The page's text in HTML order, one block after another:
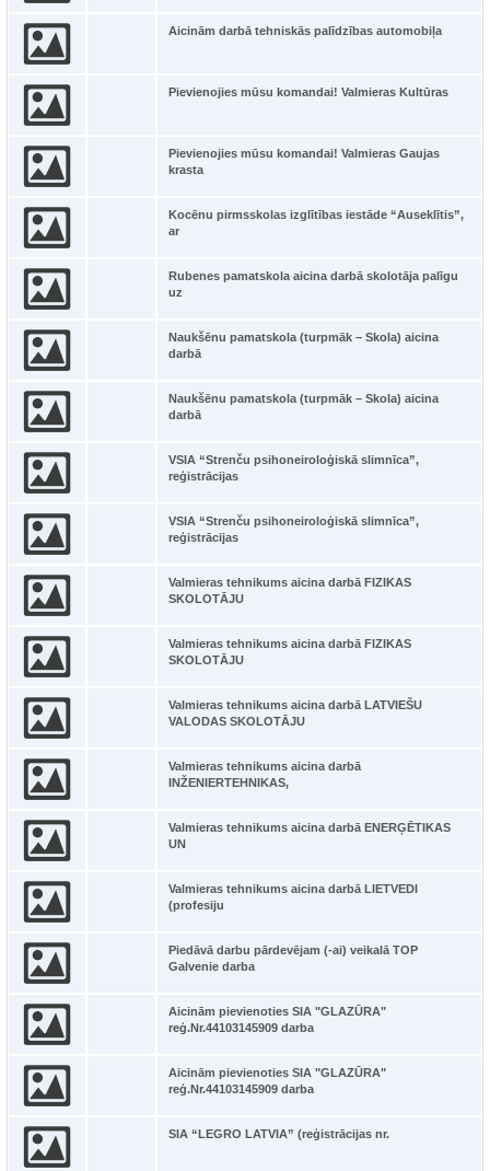
Aicinām darbā tehniskās palīdzības automobiļa
Pievienojies mūsu komandai! Valmieras Kultūras
Pievienojies mūsu komandai! Valmieras Gaujas
krasta
Kocēnu pirmsskolas izglītības iestāde “Auseklītis”,
ar
Rubenes pamatskola aicina darbā skolotāja palīgu
uz
Naukšēnu pamatskola (turpmāk – Skola) aicina
darbā
Naukšēnu pamatskola (turpmāk – Skola) aicina
darbā
VSIA “Strenču psihoneiroloģiskā slimnīca”,
reģistrācijas
VSIA “Strenču psihoneiroloģiskā slimnīca”,
reģistrācijas
Valmieras tehnikums aicina darbā FIZIKAS
SKOLOTĀJU
Valmieras tehnikums aicina darbā FIZIKAS
SKOLOTĀJU
Valmieras tehnikums aicina darbā LATVIEŠU
VALODAS SKOLOTĀJU
Valmieras tehnikums aicina darbā
INŽENIERTEHNIKAS,
Valmieras tehnikums aicina darbā ENERĢĒTIKAS
UN
Valmieras tehnikums aicina darbā LIETVEDI
(profesiju
Piedāvā darbu pārdevējam (-ai) veikalā TOP
Galvenie darba
Aicinām pievienoties SIA "GLAZŪRA"
reģ.Nr.44103145909 darba
Aicinām pievienoties SIA "GLAZŪRA"
reģ.Nr.44103145909 darba
SIA “LEGRO LATVIA” (reģistrācijas nr.